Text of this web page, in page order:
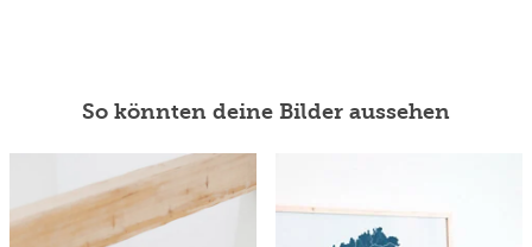
So könnten deine Bilder aussehen